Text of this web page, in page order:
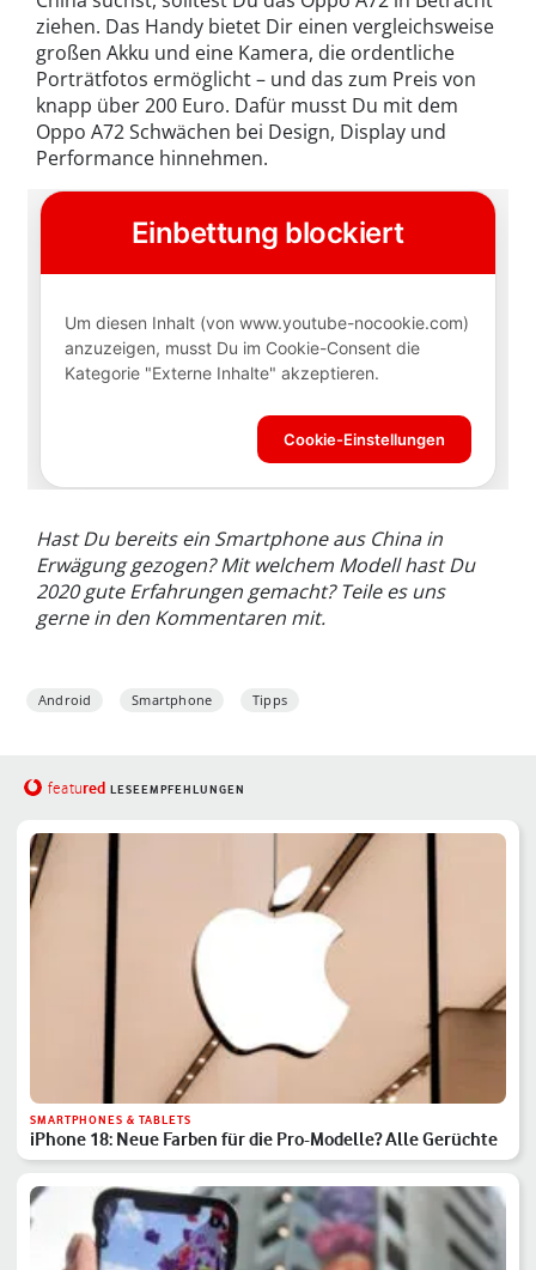
ziehen. Das Handy bietet Dir einen vergleichsweise
großen Akku und eine Kamera, die ordentliche
Porträtfotos ermöglicht – und das zum Preis von
knapp über 200 Euro. Dafür musst Du mit dem
Oppo A72 Schwächen bei Design, Display und
Performance hinnehmen.
Hast Du bereits ein Smartphone aus China in
Erwägung gezogen? Mit welchem Modell hast Du
2020 gute Erfahrungen gemacht? Teile es uns
gerne in den Kommentaren mit.
Android Smartphone Tipps
featured LESEEMPFEHLUNGEN
SMARTPHONES & TABLETS
iPhone 18: Neue Farben für die Pro-Modelle? Alle Gerüchte